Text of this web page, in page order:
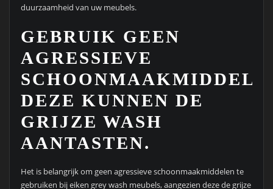
duurzaamheid van uw meubels.
GEBRUIK GEEN
AGRESSIEVE
DEZE KUNNEN DE
GRIJZE WASH
AANTASTEN.
Het is belangrijk om geen agressieve schoonmaakmiddelen te
gebruiken bij eiken grey wash meubels, aangezien deze de grijze